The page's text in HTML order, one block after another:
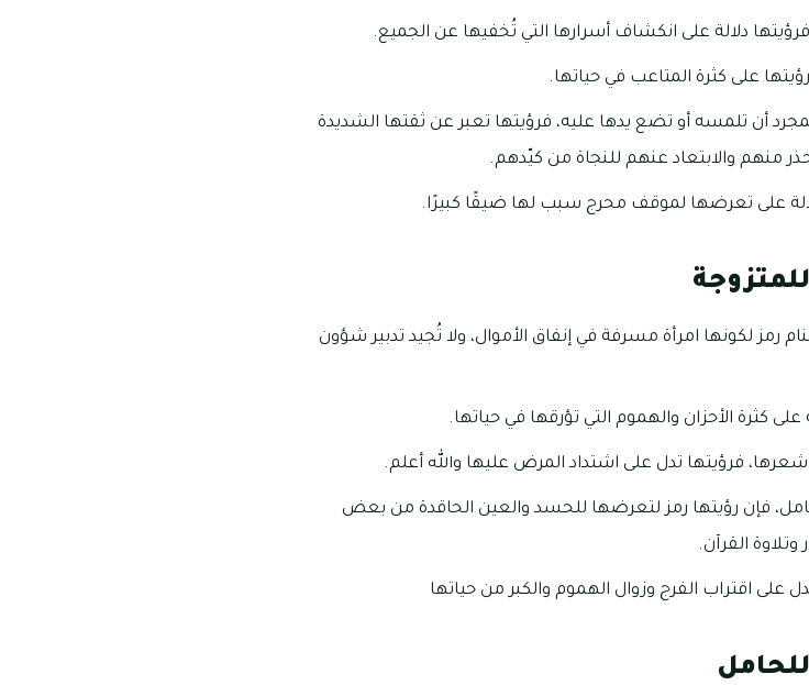
دلالة على انكشاف أسرارها التي تُخفيها عن الجميع.
على كثرة المتاعب في حياتها.
أن تلمسه أو تضع يدها عليه، فرؤيتها تعبر عن ثقتها الشديدة
منهم والابتعاد عنهم للنجاة من كيّدهم.
على تعرضها لموقف محرج سبب لها ضيقًا كبيرًا.
لكونها امرأة مسرفة في إنفاق الأموال، ولا تُجيد تدبير شؤون
كثرة الأحزان والهموم التي تؤرقها في حياتها.
فرؤيتها تدل على اشتداد المرض عليها والله أعلم.
فإن رؤيتها رمز لتعرضها للحسد والعين الحاقدة من بعض
القرآن.
اقتراب الفرج وزوال الهموم والكبر من حياتها